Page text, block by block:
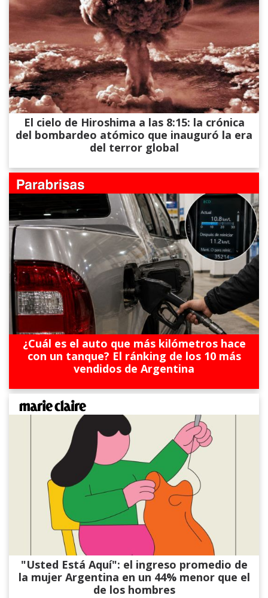
El cielo de Hiroshima a las 8:15: la crónica
del bombardeo atómico que inauguró la era
del terror global
¿Cuál es el auto que más kilómetros hace
con un tanque? El ránking de los 10 más
vendidos de Argentina
"Usted Está Aquí": el ingreso promedio de
la mujer Argentina en un 44% menor que el
de los hombres